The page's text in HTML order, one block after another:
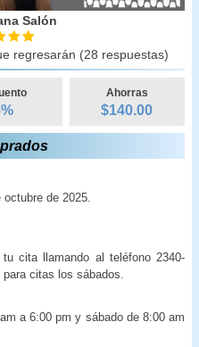
Salón
regresarán (28 respuestas)
%
Ahorras
$140.00
de 2025.
cita llamando al teléfono 2340-
citas los sábados.
a 6:00 pm y sábado de 8:00 am